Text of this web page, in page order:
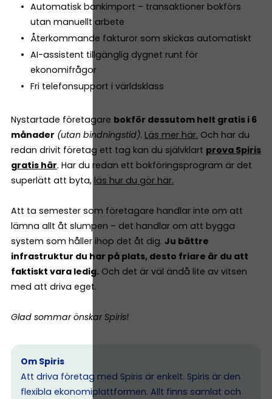
Automatisk bankimport – transaktioner bokförs
utan manuellt arbete
Återkommande fakturor som skickas automatiskt
AI-assistent tillgänglig dygnet runt för
ekonomifrågor
Fri telefonsupport i världsklass
Nystartade företagare bokför dessutom helt gratis i 6
månader (utan bindningstid). Läs mer här. Och har du
redan drivit företag ett tag kan du självklart prova Spiris
gratis här. Har du redan ett bokföringsprogram är det
superlätt att byta, läs hur du gör här.
Att ta semester som företagare handlar inte om att
lämna allt åt slumpen – det handlar om att bygga
system som håller ihop det åt dig. Ju bättre
infrastruktur du har på plats, desto friare är du att
faktiskt vara ledig. Och det är väl ändå lite av vitsen
med att driva eget.
Glad sommar önskar Spiris!
Om Spiris
Att driva företag med Spiris är enkelt. Spiris är den
flexibla ekonomiplattformen. Allt finns samlat och